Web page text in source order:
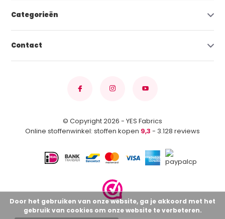
Categorieën
Contact
© Copyright 2026 - YES Fabrics
Online stoffenwinkel: stoffen kopen 9,3 - 3.128 reviews
Door het gebruiken van onze website, ga je akkoord met het
gebruik van cookies om onze website te verbeteren.